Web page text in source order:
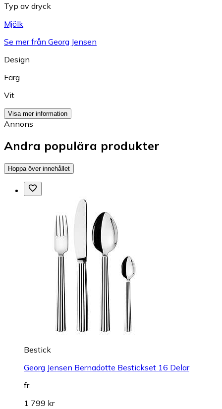
Typ av dryck
Mjölk
Se mer från Georg Jensen
Design
Färg
Vit
Visa mer information
Annons
Andra populära produkter
Hoppa över innehållet
Bestick
Georg Jensen Bernadotte Bestickset 16 Delar
fr.
1 799 kr